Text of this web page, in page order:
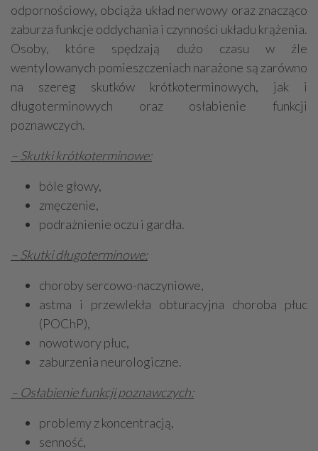
odpornościowy, obciąża układ nerwowy oraz znacząco
zaburza funkcje oddychania i czynności układu krążenia.
Osoby, które spędzają dużo czasu w źle
wentylowanych pomieszczeniach narażone są zarówno
na szereg skutków krótkoterminowych, jak i
długoterminowych oraz osłabienie funkcji
poznawczych.
– Skutki krótkoterminowe:
bóle głowy,
zmęczenie,
podrażnienie oczu i gardła.
– Skutki długoterminowe:
choroby sercowo-naczyniowe,
astma i przewlekła obturacyjna choroba płuc
(POChP),
nowotwory płuc,
zaburzenia neurologiczne.
– Osłabienie funkcji poznawczych:
problemy z koncentracją,
senność,